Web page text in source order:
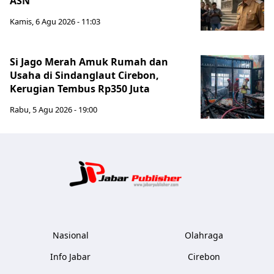
Kamis, 6 Agu 2026 - 11:03
Si Jago Merah Amuk Rumah dan
Usaha di Sindanglaut Cirebon,
Kerugian Tembus Rp350 Juta
Rabu, 5 Agu 2026 - 19:00
Nasional
Info Jabar
Olahraga
Cirebon